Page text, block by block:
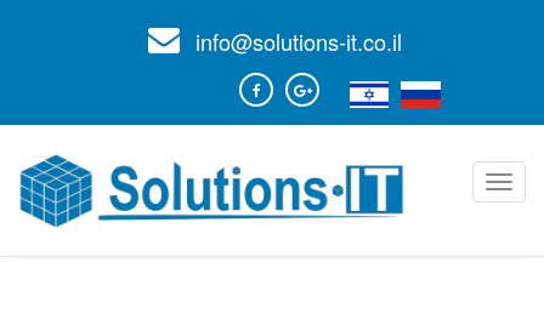
info@solutions-it.co.il